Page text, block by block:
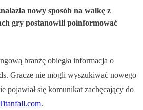
nowy sposób na walkę z
gry postanowili poinformować
branżę obiegła informacja o
Gracze nie mogli wyszukiwać nowego
pojawiał się komunikat zachęcający do
.